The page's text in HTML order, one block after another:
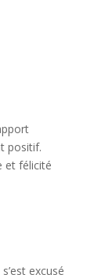
positif.
et félicité
excusé